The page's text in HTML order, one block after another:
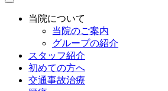
当院について
当院のご案内
グループの紹介
スタッフ紹介
初めての方へ
交通事故治療